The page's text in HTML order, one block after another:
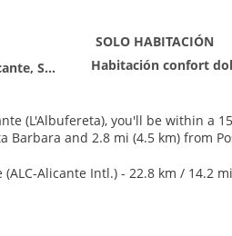
SOLO HABITACIÓN
Alicante
Alicante Intl.) - 22.8 km / 14.2 mi
(L'Albufereta), you'll be within a 15-
Barbara and 2.8 mi (4.5 km) from